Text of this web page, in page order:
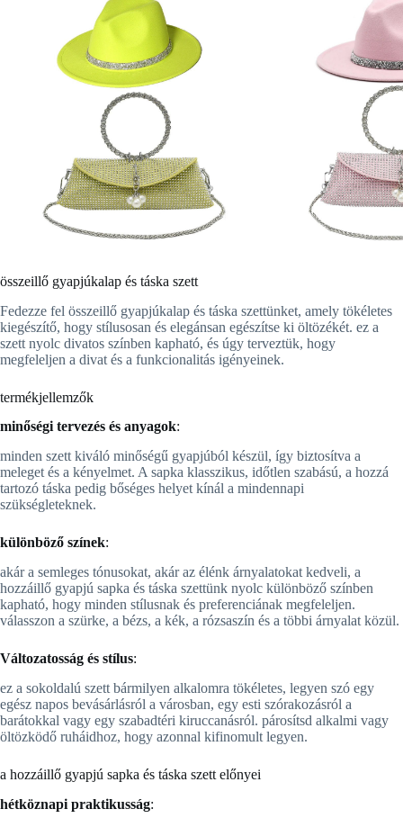
összeillő gyapjúkalap és táska szett
Fedezze fel összeillő gyapjúkalap és táska szettünket, amely tökéletes
kiegészítő, hogy stílusosan és elegánsan egészítse ki öltözékét. ez a
szett nyolc divatos színben kapható, és úgy terveztük, hogy
megfeleljen a divat és a funkcionalitás igényeinek.
termékjellemzők
minőségi tervezés és anyagok:
minden szett kiváló minőségű gyapjúból készül, így biztosítva a
meleget és a kényelmet. A sapka klasszikus, időtlen szabású, a hozzá
tartozó táska pedig bőséges helyet kínál a mindennapi
szükségleteknek.
különböző színek:
akár a semleges tónusokat, akár az élénk árnyalatokat kedveli, a
hozzáillő gyapjú sapka és táska szettünk nyolc különböző színben
kapható, hogy minden stílusnak és preferenciának megfeleljen.
válasszon a szürke, a bézs, a kék, a rózsaszín és a többi árnyalat közül.
Változatosság és stílus:
ez a sokoldalú szett bármilyen alkalomra tökéletes, legyen szó egy
egész napos bevásárlásról a városban, egy esti szórakozásról a
barátokkal vagy egy szabadtéri kiruccanásról. párosítsd alkalmi vagy
öltözködő ruháidhoz, hogy azonnal kifinomult legyen.
a hozzáillő gyapjú sapka és táska szett előnyei
hétköznapi praktikusság: